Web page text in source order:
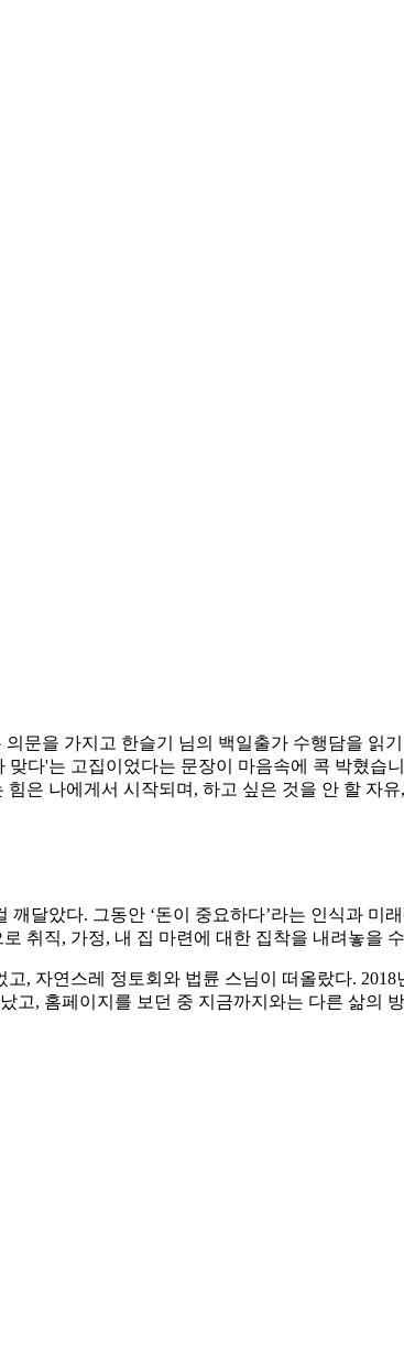
문을 가지고 한슬기 님의 백일출가 수행담을 읽
다'는 고집이었다는 문장이 마음속에 콕 박혔습
은 나에게서 시작되며, 하고 싶은 것을 안 할 자
달았다. 그동안 ‘돈이 중요하다’라는 인식과 미
취직, 가정, 내 집 마련에 대한 집착을 내려놓을
, 자연스레 정토회와 법륜 스님이 떠올랐다.
, 홈페이지를 보던 중 지금까지와는 다른 삶의